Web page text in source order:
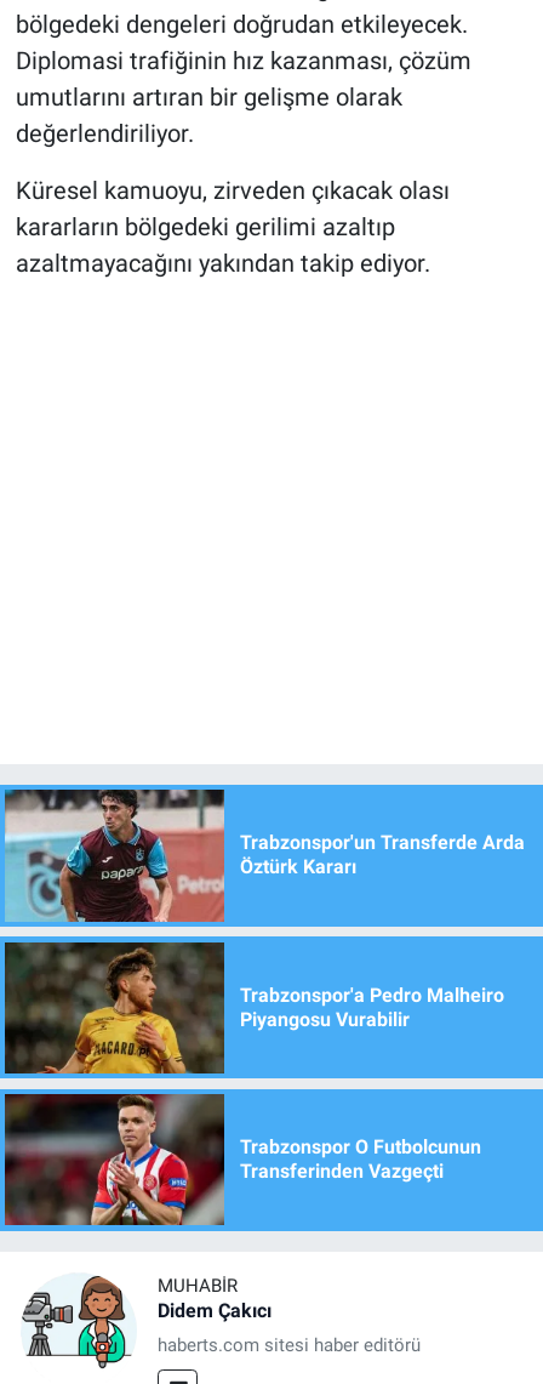
bölgedeki dengeleri doğrudan etkileyecek.
Diplomasi trafiğinin hız kazanması, çözüm
umutlarını artıran bir gelişme olarak
değerlendiriliyor.
Küresel kamuoyu, zirveden çıkacak olası
kararların bölgedeki gerilimi azaltıp
azaltmayacağını yakından takip ediyor.
Trabzonspor'un Transferde Arda
Öztürk Kararı
Trabzonspor'a Pedro Malheiro
Piyangosu Vurabilir
Trabzonspor O Futbolcunun
Transferinden Vazgeçti
MUHABIR
Didem Çakıcı
haberts.com sitesi haber editörü